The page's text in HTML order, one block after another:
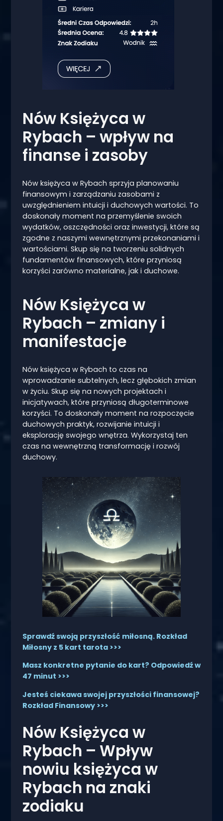
Nów Księżyca w
Rybach – wpływ na
finanse i zasoby
Nów księżyca w Rybach sprzyja planowaniu
finansowym i zarządzaniu zasobami z
uwzględnieniem intuicji i duchowych wartości. To
doskonały moment na przemyślenie swoich
wydatków, oszczędności oraz inwestycji, które są
zgodne z naszymi wewnętrznymi przekonaniami i
wartościami. Skup się na tworzeniu solidnych
fundamentów finansowych, które przyniosą
korzyści zarówno materialne, jak i duchowe.
Nów Księżyca w
Rybach – zmiany i
manifestacje
Nów księżyca w Rybach to czas na
wprowadzanie subtelnych, lecz głębokich zmian
w życiu. Skup się na nowych projektach i
inicjatywach, które przyniosą długoterminowe
korzyści. To doskonały moment na rozpoczęcie
duchowych praktyk, rozwijanie intuicji i
eksplorację swojego wnętrza. Wykorzystaj ten
czas na wewnętrzną transformację i rozwój
duchowy.
Sprawdź swoją przyszłość miłosną. Rozkład
Miłosny z 5 kart tarota >>>
Masz konkretne pytanie do kart? Odpowiedź w
47 minut >>>
Jesteś ciekawa swojej przyszłości finansowej?
Rozkład Finansowy >>>
Nów Księżyca w
Rybach – Wpływ
nowiu księżyca w
Rybach na znaki
zodiaku